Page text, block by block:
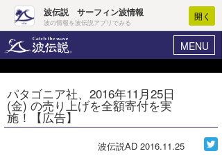
波伝説 サーフィン波情報
波の情報を波伝説アプリでみる
開く
MENU
ヘルプ マイホーム
ログイン
パタゴニア社、2016年11月25日
(金) の売り上げを全額寄付を実
施！【広告】
波伝説AD 2016.11.25
Core Surf Japan
コンテスト
ファッション/グッズ